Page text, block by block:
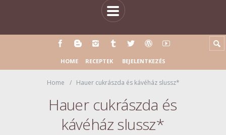
HOME RECEPTEK BEJELENTKEZÉS
Home Hauer cukrászda és kávéház slussz*
Hauer cukrászda és
kávéház slussz*